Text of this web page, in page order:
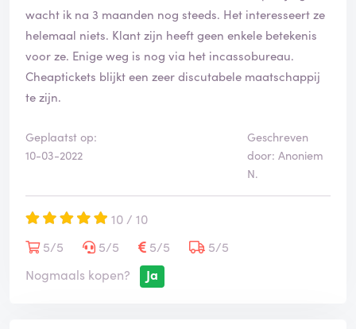
maatschappij je weer kon omboeken naar een vlucht
die wel premium economy class had. Daar de
maatschappij je niets anders kon bieden en jij niet
akkoord ging met de geboekte economy class zonder
een compensatie, konden wij je alleen nog een
Mocht je toch nog vragen hebben over je boeking of
verdere wensen, kan je ons uiteraard contacteren via
Met vriendelijke groet,​
TaniaCheapTickets Klantenservice
Zie het antwoord en hoe men de zaak verdraait!
Ongevraagd is mijn ticket gecanceld terwijl ik aan heb
wacht ik na 3 maanden nog steeds. Het interesseert ze
helemaal niets. Klant zijn heeft geen enkele betekenis
voor ze. Enige weg is nog via het incassobureau.
Cheaptickets blijkt een zeer discutabele maatschappij
te zijn.
Geplaatst op:
10-03-2022
Geschreven
door: Anoniem
N.
10 / 10
5/5
5/5 5/5
5/5
Nogmaals kopen?
Ja